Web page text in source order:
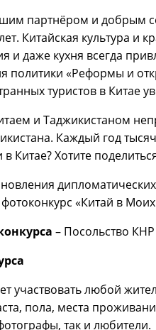
партнёром и добрым
Китайская культура и
и даже кухня всегда
политики «Реформы и
туристов в Китае
и Таджикистаном
Каждый год
Китае? Хотите
«Китай в Моих
– Посольство
участвовать любой
пола, места
так и любители.